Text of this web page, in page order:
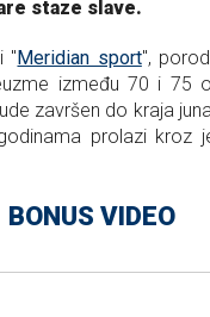
staze slave.
"Meridian sport",
između 70 i 75
završen do kraja
prolazi kroz
BONUS VIDEO